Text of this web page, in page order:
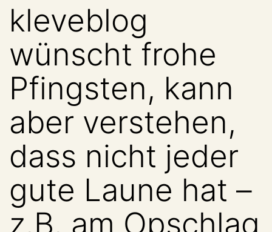
kleveblog
wünscht frohe
Pfingsten, kann
aber verstehen,
dass nicht jeder
gute Laune hat –
z.B. am Opschlag